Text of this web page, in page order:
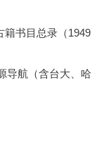
籍书目总录（1949
导航（含台大、哈